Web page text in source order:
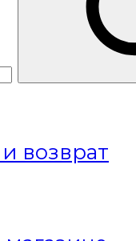
возврат